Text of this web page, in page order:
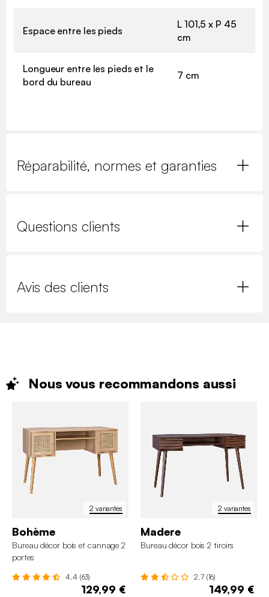
Espace entre les pieds
L 101,5 x P 45
cm
Longueur entre les pieds et le
bord du bureau
7 cm
Réparabilité, normes et garanties
Questions clients
Avis des clients
Nous vous recommandons aussi
2 variantes
Bohème
Bureau décor bois et cannage 2
portes
4.4 (63)
129,99 €
2 variantes
Madere
Bureau décor bois 2 tiroirs
2.7 (16)
149,99 €